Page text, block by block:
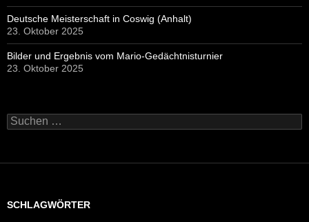
Deutsche Meisterschaft in Coswig (Anhalt)
23. Oktober 2025
Bilder und Ergebnis vom Mario-Gedächtnisturnier
23. Oktober 2025
Suchen
nach:
SCHLAGWÖRTER